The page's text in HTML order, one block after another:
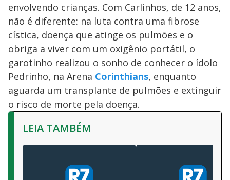
envolvendo crianças. Com Carlinhos, de 12 anos,
não é diferente: na luta contra uma fibrose
cística, doença que atinge os pulmões e o
obriga a viver com um oxigênio portátil, o
garotinho realizou o sonho de conhecer o ídolo
Pedrinho, na Arena Corinthians, enquanto
aguarda um transplante de pulmões e extinguir
o risco de morte pela doença.
LEIA TAMBÉM